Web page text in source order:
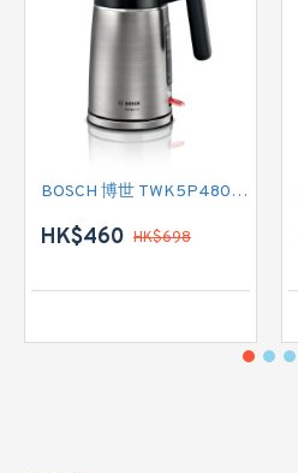
BOSCH 博世 TWK5P480GB 電熱式水壺
HK$460 HK$698